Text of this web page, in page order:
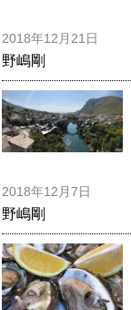
2018年12月21日
野嶋剛
2018年12月7日
野嶋剛